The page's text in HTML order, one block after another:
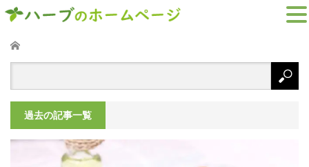
ホーム
過去の記事一覧